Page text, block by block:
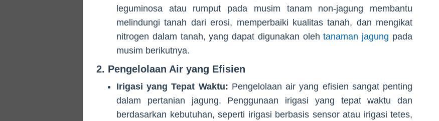
leguminosa atau rumput pada musim tanam non-jagung membantu
melindungi tanah dari erosi, memperbaiki kualitas tanah, dan mengikat
nitrogen dalam tanah, yang dapat digunakan olehtanaman jagung pada
musim berikutnya.
2. Pengelolaan Air yang Efisien
Irigasi yang Tepat Waktu: Pengelolaan air yang efisien sangat penting
dalam pertanian jagung. Penggunaan irigasi yang tepat waktu dan
berdasarkan kebutuhan, seperti irigasi berbasis sensor atau irigasi tetes,